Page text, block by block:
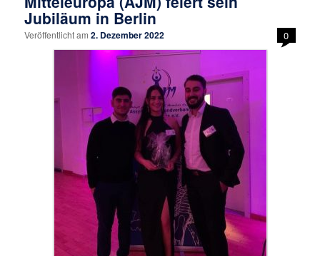
Jubiläum in Berlin
Veröffentlicht am2. Dezember 2022 0